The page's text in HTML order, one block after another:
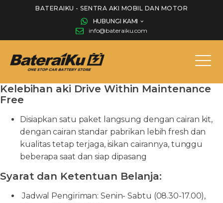
BATERAIKU - SENTRA AKI MOBIL DAN MOTOR
HUBUNGI KAMI
info@bateraiku.com
Kelebihan aki Drive Within Maintenance
Free
Disiapkan satu paket langsung dengan cairan kit,
dengan cairan standar pabrikan lebih fresh dan
kualitas tetap terjaga, isikan cairannya, tunggu
beberapa saat dan siap dipasang
Syarat dan Ketentuan Belanja:
Jadwal Pengiriman: Senin- Sabtu (08.30-17.00),